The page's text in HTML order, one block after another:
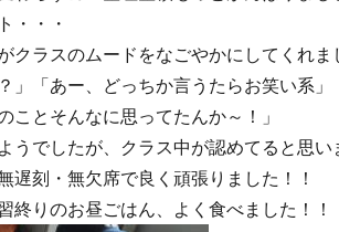
・・・
クラスのムードをなごやかにしてくれま
」「あー、どっちか言うたらお笑い系」
ことそんなに思ってたんか～！」
うでしたが、クラス中が認めてると思い
遅刻・無欠席で良く頑張りました！！
終りのお昼ごはん、よく食べました！！